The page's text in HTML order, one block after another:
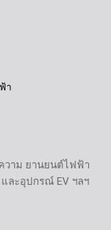
า
วาม ยานยนต์ไฟฟ้า
ละอุปกรณ์ EV ฯลฯ